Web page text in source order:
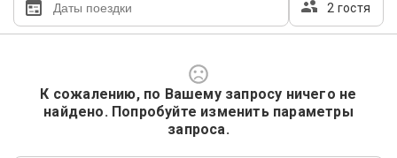
2 гостя
К сожалению, по Вашему запросу ничего не
найдено. Попробуйте изменить параметры
запроса.